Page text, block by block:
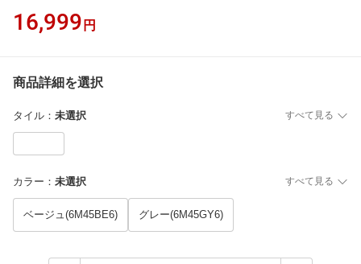
16,999 円
商品詳細を選択
タイル ： 未選択 すべて見る
カラー ： 未選択 すべて見る
ベージュ(6M45BE6) グレー(6M45GY6)